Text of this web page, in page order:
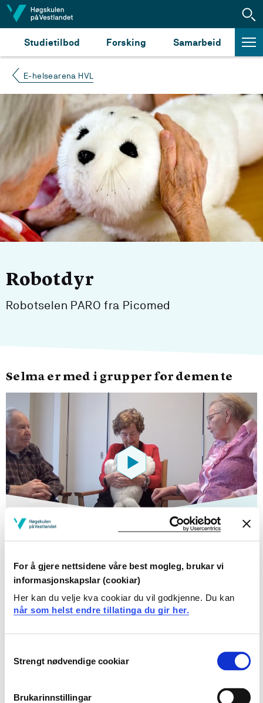
For å gjere nettsidene våre best mogleg, brukar vi
informasjonskapslar (cookiar)
Her kan du velje kva cookiar du vil godkjenne. Du kan
når som helst endre tillatinga du gir her.
Selection
Strengt nødvendige cookiar
Brukarinnstillingar
Hopp til innhald
Studietilbod Forsking Samarbeid
E-helsearena HVL
Robotdyr
Robotselen PARO fra Picomed
Selma er med i grupper for demente
på demente og hvordan hun skaper gode samtaler blant
beboerne på Kamfjordhjemmet i Sandefjord.
Behov